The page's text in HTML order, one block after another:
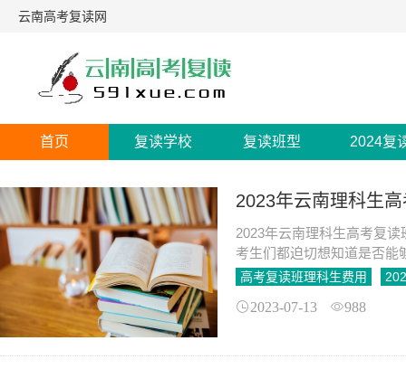
云南高考复读网
首页 复读学校 复读班型 2024复
2023年云南理科生
2023年云南理科生高考复
考生们都迫切想知道是否能
长们也开始思考是否应该让
高考复读班理科生费用
2023-07-13 988